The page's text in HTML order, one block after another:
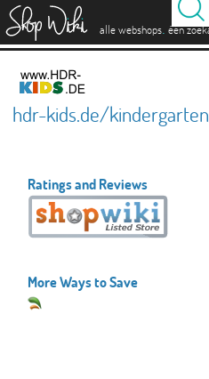
alle webshops. één
hdr-kids.de/
Ratings and Reviews
More Ways to Save